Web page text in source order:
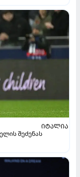
ᲘᲢᲐᲚᲘᲐ
შეძენას